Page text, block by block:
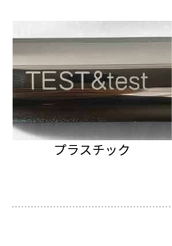
プラスチック